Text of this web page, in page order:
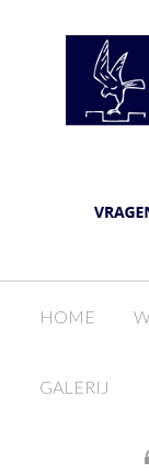
HOME
GALERIJ